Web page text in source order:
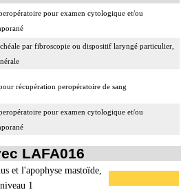
pour examen cytologique et/ou
par fibroscopie ou dispositif laryngé particulier,
récupération peropératoire de sang
pour examen cytologique et/ou
LAFA016
et l'apophyse mastoïde,
1